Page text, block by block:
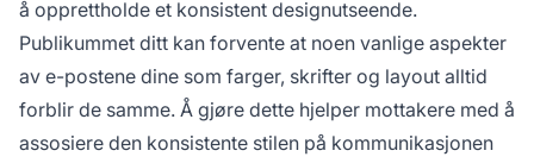
å opprettholde et konsistent designutseende.
Publikummet ditt kan forvente at noen vanlige aspekter
av e-postene dine som farger, skrifter og layout alltid
forblir de samme. Å gjøre dette hjelper mottakere med å
assosiere den konsistente stilen på kommunikasjonen